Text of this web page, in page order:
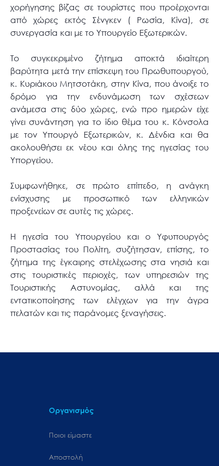
χορήγησης βίζας σε τουρίστες που προέρχονται
από χώρες εκτός Σένγκεν ( Ρωσία, Κίνα), σε
συνεργασία και με το Υπουργείο Εξωτερικών.
Το συγκεκριμένο ζήτημα αποκτά ιδιαίτερη
βαρύτητα μετά την επίσκεψη του Πρωθυπουργού,
κ. Κυριάκου Μητσοτάκη, στην Κίνα, που άνοιξε το
δρόμο για την ενδυνάμωση των σχέσεων
ανάμεσα στις δύο χώρες, ενώ προ ημερών είχε
γίνει συνάντηση για το ίδιο θέμα του κ. Κόνσολα
με τον Υπουργό Εξωτερικών, κ. Δένδια και θα
ακολουθήσει εκ νέου και όλης της ηγεσίας του
Υποργείου.
Συμφωνήθηκε, σε πρώτο επίπεδο, η ανάγκη
ενίσχυσης με προσωπικό των ελληνικών
προξενείων σε αυτές τις χώρες.
Η ηγεσία του Υπουργείου και ο Υφυπουργός
Προστασίας του Πολίτη, συζήτησαν, επίσης, το
ζήτημα της έγκαιρης στελέχωσης στα νησιά και
στις τουριστικές περιοχές, των υπηρεσιών της
Τουριστικής Αστυνομίας, αλλά και της
εντατικοποίησης των ελέγχων για την άγρα
πελατών και τις παράνομες ξεναγήσεις.
Οργανισμός
Ποιοι είμαστε
Αποστολή